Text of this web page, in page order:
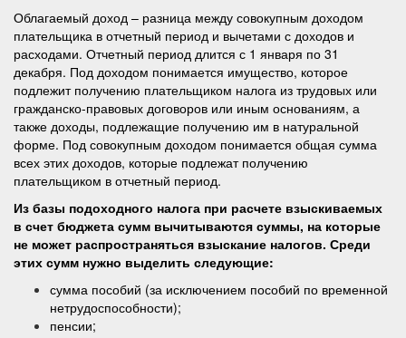
Облагаемый доход – разница между совокупным доходом
плательщика в отчетный период и вычетами с доходов и
расходами. Отчетный период длится с 1 января по 31
декабря. Под доходом понимается имущество, которое
подлежит получению плательщиком налога из трудовых или
гражданско-правовых договоров или иным основаниям, а
также доходы, подлежащие получению им в натуральной
форме. Под совокупным доходом понимается общая сумма
всех этих доходов, которые подлежат получению
плательщиком в отчетный период.
Из базы подоходного налога при расчете взыскиваемых
в счет бюджета сумм вычитываются суммы, на которые
не может распространяться взыскание налогов. Среди
этих сумм нужно выделить следующие:
сумма пособий (за исключением пособий по временной
нетрудоспособности);
пенсии;